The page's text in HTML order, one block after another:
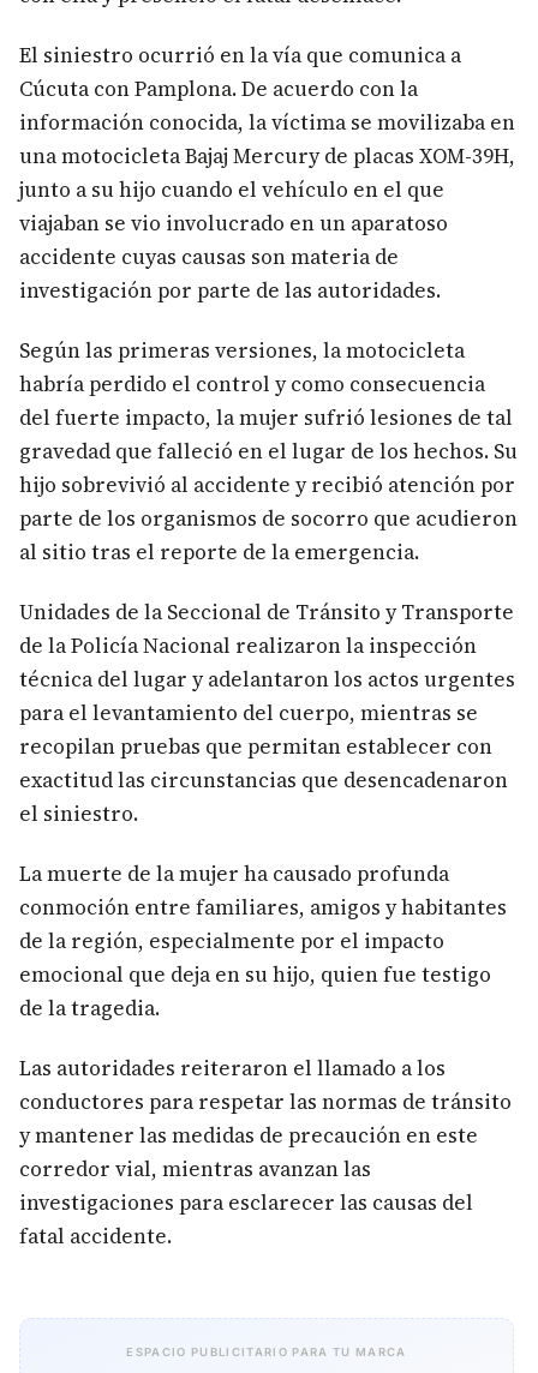
El siniestro ocurrió en la vía que comunica a
Cúcuta con Pamplona. De acuerdo con la
información conocida, la víctima se movilizaba en
una motocicleta Bajaj Mercury de placas XOM-39H,
junto a su hijo cuando el vehículo en el que
viajaban se vio involucrado en un aparatoso
accidente cuyas causas son materia de
investigación por parte de las autoridades.
Según las primeras versiones, la motocicleta
habría perdido el control y como consecuencia
del fuerte impacto, la mujer sufrió lesiones de tal
gravedad que falleció en el lugar de los hechos. Su
hijo sobrevivió al accidente y recibió atención por
parte de los organismos de socorro que acudieron
al sitio tras el reporte de la emergencia.
Unidades de la Seccional de Tránsito y Transporte
de la Policía Nacional realizaron la inspección
técnica del lugar y adelantaron los actos urgentes
para el levantamiento del cuerpo, mientras se
recopilan pruebas que permitan establecer con
exactitud las circunstancias que desencadenaron
el siniestro.
La muerte de la mujer ha causado profunda
conmoción entre familiares, amigos y habitantes
de la región, especialmente por el impacto
emocional que deja en su hijo, quien fue testigo
de la tragedia.
Las autoridades reiteraron el llamado a los
conductores para respetar las normas de tránsito
y mantener las medidas de precaución en este
corredor vial, mientras avanzan las
investigaciones para esclarecer las causas del
fatal accidente.
ESPACIO PUBLICITARIO PARA TU MARCA